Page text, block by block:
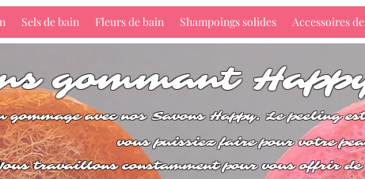
Sels de bain Fleurs de bain Shampoings solides Accessoires
gommant
gommage avec nos Savons Happy. Le peeling
vous puissiez faire pour votre
travaillons constamment pour vous offrir